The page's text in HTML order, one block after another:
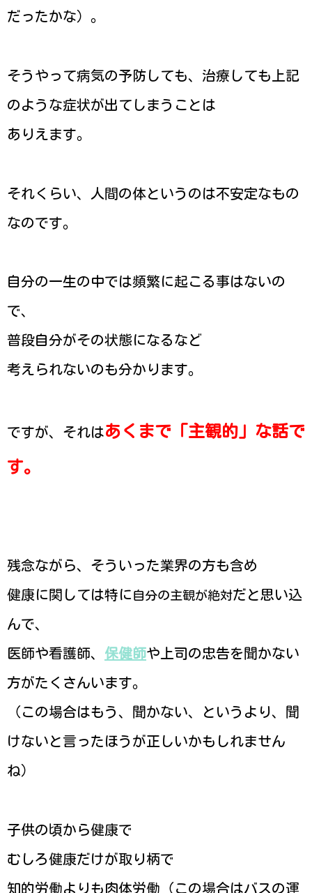
だったかな）。
そうやって病気の予防しても、治療しても上記
のような症状が出てしまうことは
ありえます。
それくらい、人間の体というのは不安定なもの
なのです。
自分の一生の中では頻繁に起こる事はないの
で、
普段自分がその状態になるなど
考えられないのも分かります。
ですが、それはあくまで「主観的」な話で
す。
残念ながら、そういった業界の方も含め
健康に関しては特に自分の主観が絶対だと思い込
んで、
医師や看護師、 保健師や上司の忠告を聞かない
方がたくさんいます。
（この場合はもう、聞かない、というより、聞
けないと言ったほうが正しいかもしれません
ね）
子供の頃から健康で
むしろ健康だけが取り柄で
知的労働よりも肉体労働（この場合はバスの運